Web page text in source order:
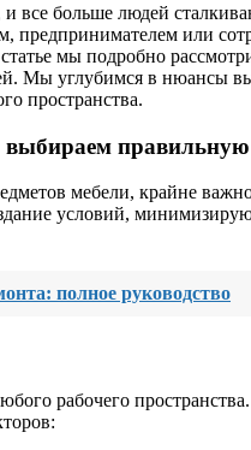
больше людей
предпринимателем или
мы подробно
Мы углубимся в нюансы
пространства.
правильную
мебели, крайне
условий,
полное руководство
рабочего